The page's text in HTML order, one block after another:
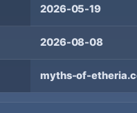
2026-05-19
2026-08-08
myths-of-